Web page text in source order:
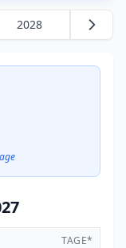
2028
TAGE*